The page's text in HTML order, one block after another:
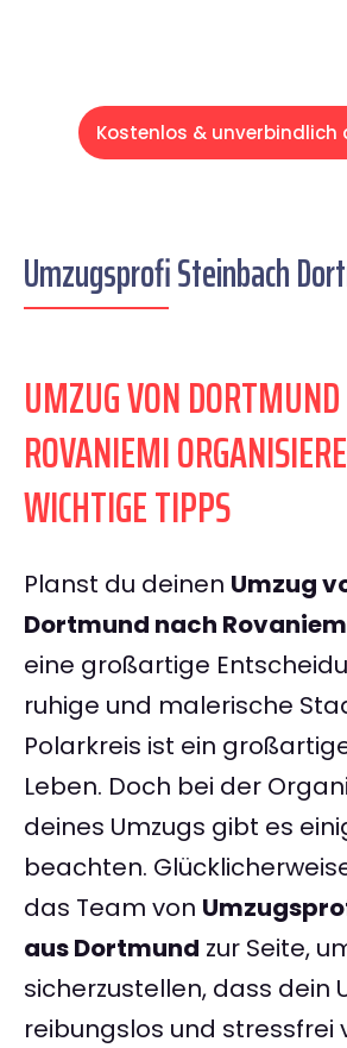
Kostenlos & unverbindlich
Umzugsprofi Steinbach
UMZUG VON
ROVANIEMI
WICHTIGE TIPPS
Planst du deinen Umzug
Dortmund nach
eine großartige
ruhige und malerische
Polarkreis ist ein
Leben. Doch bei der
deines Umzugs gibt es
beachten.
das Team von
aus Dortmund zur Seite,
sicherzustellen, dass dein
reibungslos und stressfrei